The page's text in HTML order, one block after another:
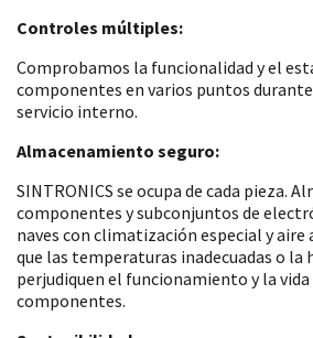
Controles múltiples:
Comprobamos la funcionalidad y el
componentes en varios puntos
servicio interno.
Almacenamiento seguro:
SINTRONICS se ocupa de cada pieza.
componentes y subconjuntos de
naves con climatización especial y aire
que las temperaturas inadecuadas o la
perjudiquen el funcionamiento y la vida
componentes.